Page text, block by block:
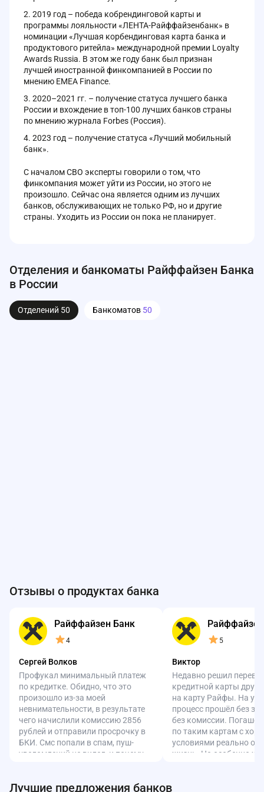
2019 год – победа кобрендинговой карты и
программы лояльности «ЛЕНТА-Райффайзенбанк» в
номинации «Лучшая корбендинговая карта банка и
продуктового ритейла» международной премии Loyalty
Awards Russia. В этом же году банк был признан
лучшей иностранной финкомпанией в России по
мнению EMEA Finance.
2020–2021 гг. – получение статуса лучшего банка
России и вхождение в топ-100 лучших банков страны
по мнению журнала Forbes (Россия).
2023 год – получение статуса «Лучший мобильный
банк».
С началом СВО эксперты говорили о том, что
финкомпания может уйти из России, но этого не
произошло. Сейчас она является одним из лучших
банков, обслуживающих не только РФ, но и другие
страны. Уходить из России он пока не планирует.
Отделения и банкоматы Райффайзен Банка
в России
Отделений 50 Банкоматов 50
Отзывы о продуктах банка
Райффайзен Банк
4
Сергей Волков
Профукал минимальный платеж
по кредитке. Обидно, что это
произошло из-за моей
невнимательности, в результате
чего начислили комиссию 2856
рублей и отправили просрочку в
БКИ. Смс попали в спам, пуш-
уведомлений не видел, и почему-
Обратился в поддержку банка,
5
Виктор
Недавно решил
кредитной карты
на карту Райфы. На
процесс прошёл без
без комиссии.
по таким картам с
условиями реально
жизнь. Но особенно
Лучшие предложения банков